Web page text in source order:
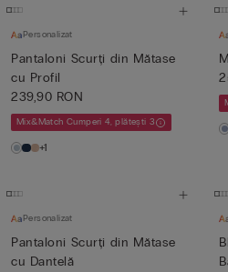
Personalizat
Pantaloni Scurți din Mătase
cu Profil
239,90 RON
Mix&Match Cumperi 4, plătești 3
+1
Personalizat
Pantaloni Scurți din Mătase
cu Dantelă